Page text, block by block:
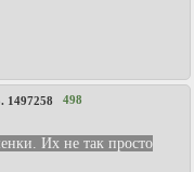
1497258 498
Их не так просто